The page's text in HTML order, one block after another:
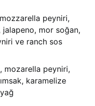
peyniri,
jalapeno, mor soğan,
ve ranch sos
mozarella peyniri,
karamelize